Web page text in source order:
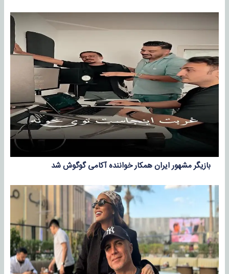
بازیگر مشهور ایران همکار خواننده آکامی گوگوش شد